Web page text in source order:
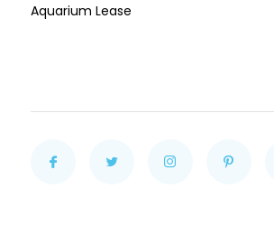
Aquarium Lease